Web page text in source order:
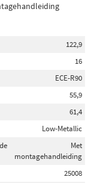
122,9
16
ECE-R90
55,9
61,4
Low-Metallic
Met
montagehandleiding
25008